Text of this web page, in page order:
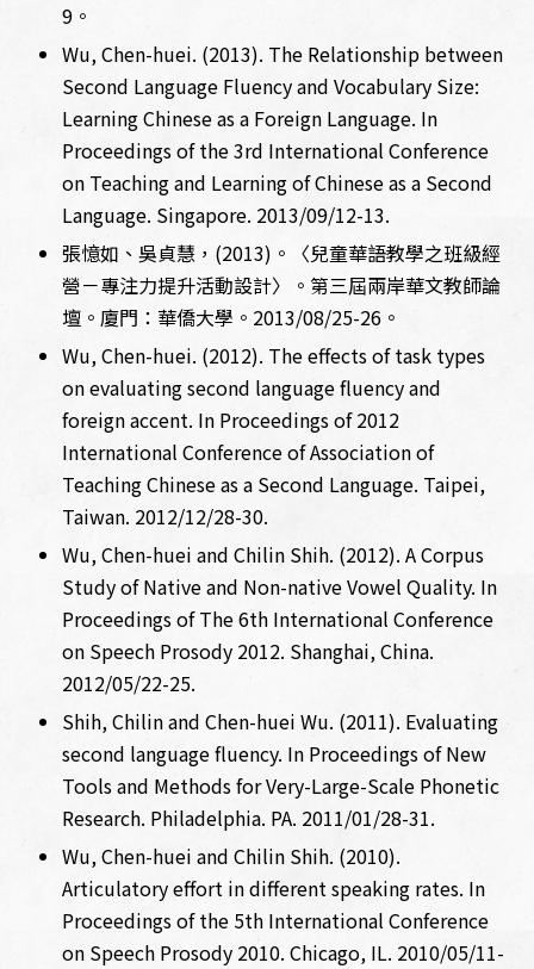
9。
Wu, Chen-huei. (2013). The Relationship between
Second Language Fluency and Vocabulary Size:
Learning Chinese as a Foreign Language. In
Proceedings of the 3rd International Conference
on Teaching and Learning of Chinese as a Second
Language. Singapore. 2013/09/12-13.
張憶如、吳貞慧，(2013)。〈兒童華語教學之班級經
營－專注力提升活動設計〉。第三屆兩岸華文教師論
壇。廈門：華僑大學。2013/08/25-26。
Wu, Chen-huei. (2012). The effects of task types
on evaluating second language fluency and
foreign accent. In Proceedings of 2012
International Conference of Association of
Teaching Chinese as a Second Language. Taipei,
Taiwan. 2012/12/28-30.
Wu, Chen-huei and Chilin Shih. (2012). A Corpus
Study of Native and Non-native Vowel Quality. In
Proceedings of The 6th International Conference
on Speech Prosody 2012. Shanghai, China.
2012/05/22-25.
Shih, Chilin and Chen-huei Wu. (2011). Evaluating
second language fluency. In Proceedings of New
Tools and Methods for Very-Large-Scale Phonetic
Research. Philadelphia. PA. 2011/01/28-31.
Wu, Chen-huei and Chilin Shih. (2010).
Articulatory effort in different speaking rates. In
Proceedings of the 5th International Conference
on Speech Prosody 2010. Chicago, IL. 2010/05/11-